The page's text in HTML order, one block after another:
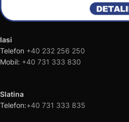
Iasi
Telefon +40 232 256 250
Mobil: +40 731 333 830
Slatina
Telefon:+40 731 333 835